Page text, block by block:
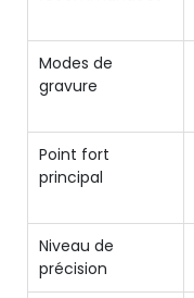
Modes de
gravure
Point fort
principal
Niveau de
précision